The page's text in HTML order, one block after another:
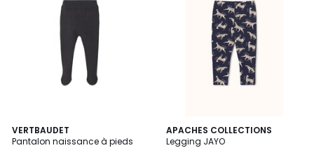
VERTBAUDET
Pantalon naissance à pieds
APACHES COLLECTIONS
Legging JAYO